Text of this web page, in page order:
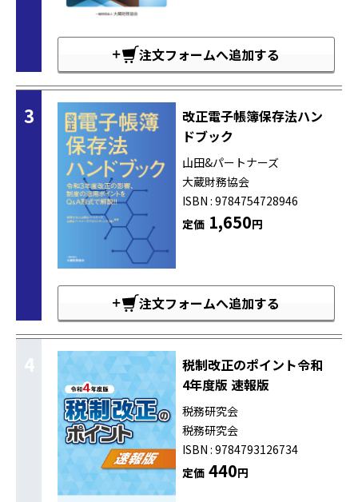
注文フォームへ追加する
3
改正電子帳簿保存法ハン
ドブック
山田&パートナーズ
大蔵財務協会
ISBN : 9784754728946
定価1,650円
注文フォームへ追加する
4
税制改正のポイント令和
4年度版 速報版
税務研究会
税務研究会
ISBN : 9784793126734
定価440円